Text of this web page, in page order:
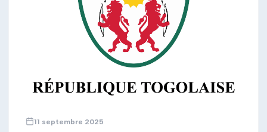
11 septembre 2025